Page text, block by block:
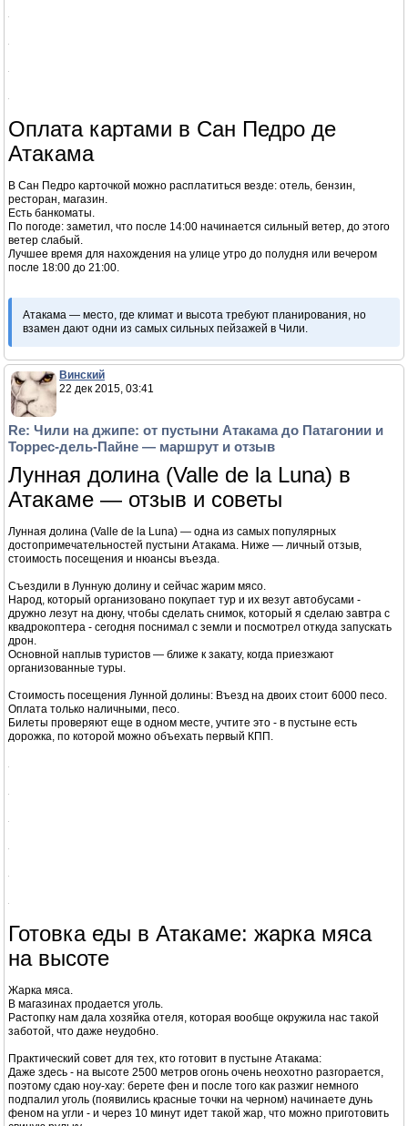
Цены на вход в основные локации Атакамы актуальны на момент поездки.
Оплата въезда на вьюпоинты:
Суммы разные и варьируются от 2000 песо до 15000 с человека.
Принимают только наличные песо.
Оплата картами в Сан Педро де
Атакама
В Сан Педро карточкой можно расплатиться везде: отель, бензин,
ресторан, магазин.
Есть банкоматы.
По погоде: заметил, что после 14:00 начинается сильный ветер, до этого
ветер слабый.
Лучшее время для нахождения на улице утро до полудня или вечером
Атакама — место, где климат и высота требуют планирования, но
взамен дают одни из самых сильных пейзажей в Чили.
Винский
Торрес-дель-Пайне — маршрут и отзыв
Лунная долина (Valle de la Luna) в
Атакаме — отзыв и советы
достопримечательностей пустыни Атакама. Ниже — личный отзыв,
Народ, который организовано покупает тур и их везут автобусами -
квадрокоптера - сегодня поснимал с земли и посмотрел откуда запускать
Основной наплыв туристов — ближе к закату, когда приезжают
Стоимость посещения Лунной долины: Въезд на двоих стоит 6000 песо.
Оплата только наличными, песо.
дорожка, по которой можно объехать первый КПП.